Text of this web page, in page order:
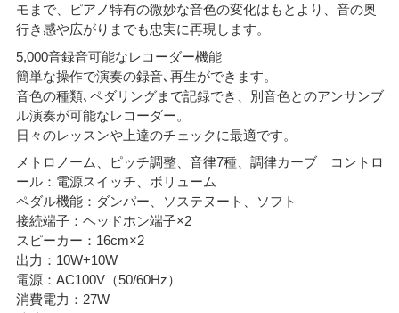
モまで、ピアノ特有の微妙な音色の変化はもとより、音の奥
行き感や広がりまでも忠実に再現します。
5,000音録音可能なレコーダー機能
簡単な操作で演奏の録音､再生ができます。
音色の種類､ペダリングまで記録でき、別音色とのアンサンブ
ル演奏が可能なレコーダー。
日々のレッスンや上達のチェックに最適です。
メトロノーム、ピッチ調整、音律7種、調律カーブ コントロ
ール：電源スイッチ、ボリューム
ペダル機能：ダンパー、ソステヌート、ソフト
接続端子：ヘッドホン端子×2
スピーカー：16cm×2
出力：10W+10W
電源：AC100V（50/60Hz）
消費電力：27W